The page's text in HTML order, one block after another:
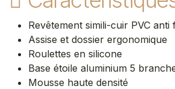
Revêtement simili-cuir PVC anti
Assise et dossier ergonomique
Roulettes en silicone
Base étoile aluminium 5
Mousse haute densité